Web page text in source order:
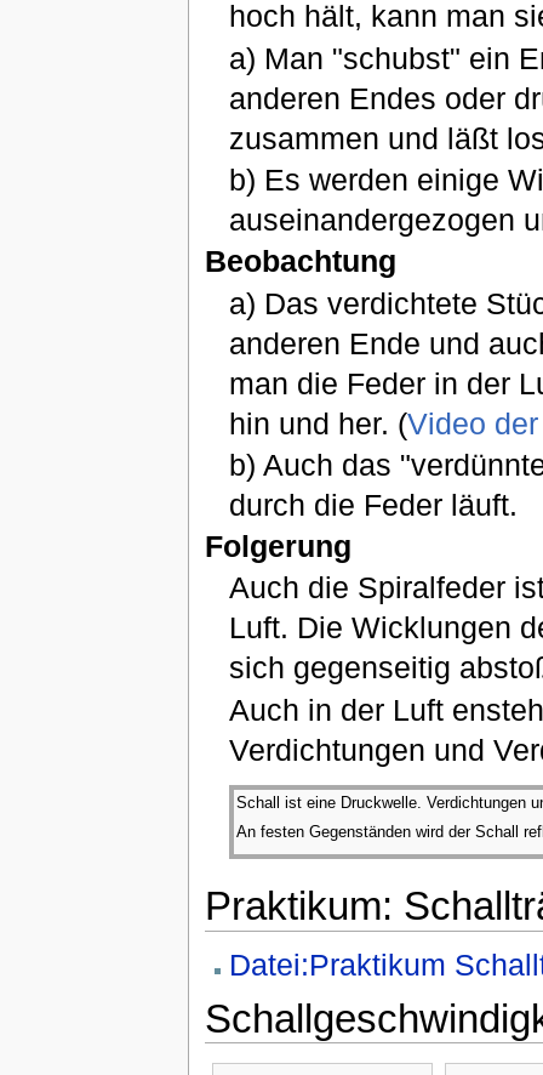
hoch hält, kann man
a) Man "schubst" ein
anderen Endes oder
zusammen und läßt
b) Es werden einige
auseinandergezogen
Beobachtung
a) Das verdichtete
anderen Ende und
man die Feder in der
hin und her. (Video
b) Auch das
durch die Feder läuft.
Folgerung
Auch die Spiralfeder
Luft. Die Wicklungen
sich gegenseitig
Auch in der Luft
Verdichtungen und
Schall ist eine Druckwelle. Verdichtungen
An festen Gegenständen wird der Schall
Praktikum:
Datei:Praktikum